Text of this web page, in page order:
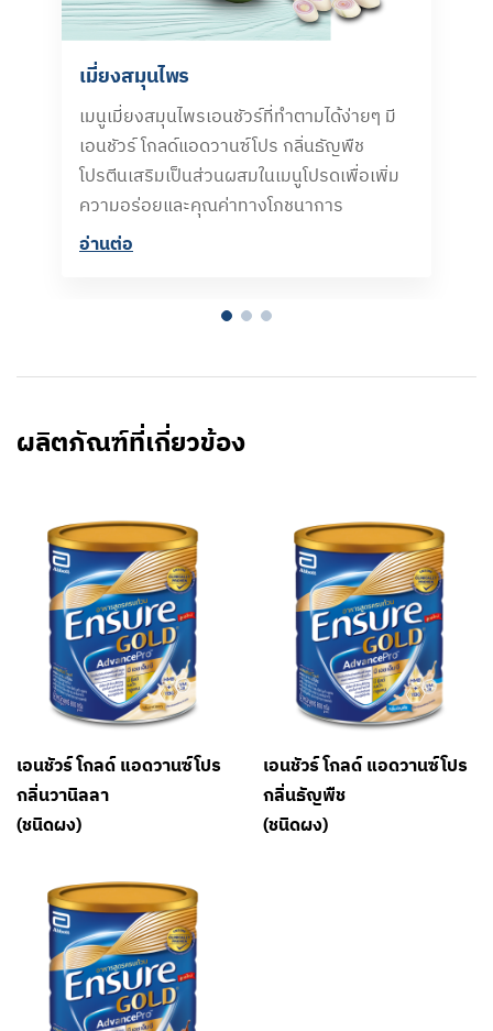
เมี่ยงสมุนไพร
เมนูเมี่ยงสมุนไพรเอนชัวร์ที่ทำตามได้ง่ายๆ มี
เอนชัวร์ โกลด์แอดวานซ์โปร กลิ่นธัญพืช
โปรตีนเสริมเป็นส่วนผสมในเมนูโปรดเพื่อเพิ่ม
ความอร่อยและคุณค่าทางโภชนาการ
อ่านต่อ​
ผลิตภัณฑ์ที่เกี่ยวข้อง
เอนชัวร์ โกลด์ แอดวานซ์โปร
กลิ่นวานิลลา
(ชนิดผง)
เอนชัวร์ โกลด์ แอดวานซ์โปร
กลิ่นธัญพืช
(ชนิดผง)